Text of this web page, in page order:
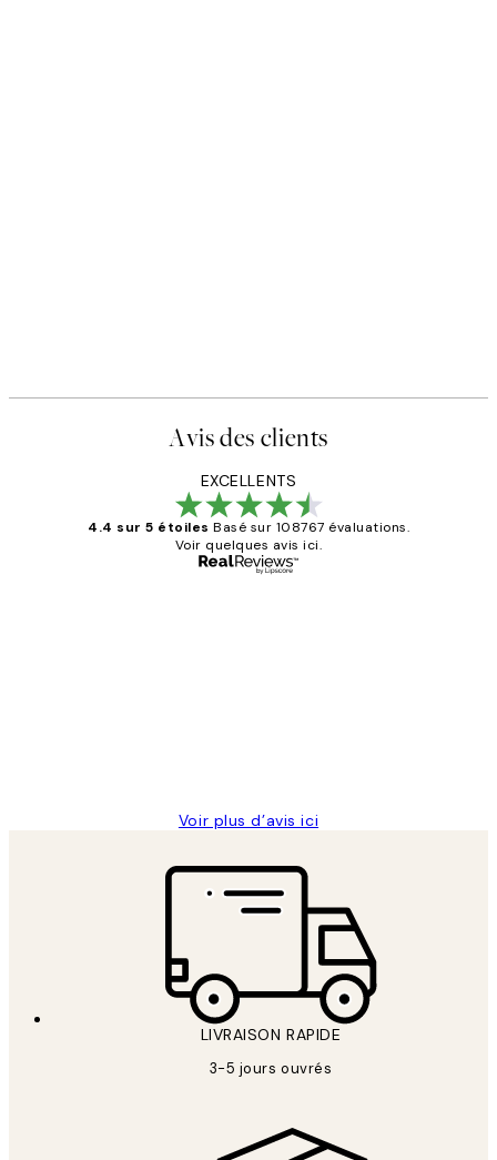
Avis des clients
EXCELLENTS
4.4 sur 5 étoiles Basé sur 108767 évaluations.
Voir quelques avis ici.
Voir plus d’avis ici
LIVRAISON RAPIDE
3-5 jours ouvrés